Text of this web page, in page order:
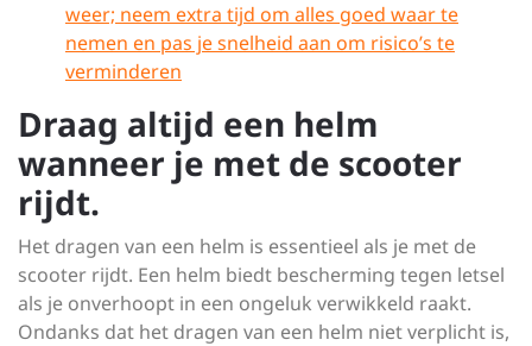
weer; neem extra tijd om alles goed waar te
nemen en pas je snelheid aan om risico’s te
verminderen
Draag altijd een helm
wanneer je met de scooter
rijdt.
Het dragen van een helm is essentieel als je met de
scooter rijdt. Een helm biedt bescherming tegen letsel
als je onverhoopt in een ongeluk verwikkeld raakt.
Ondanks dat het dragen van een helm niet verplicht is,